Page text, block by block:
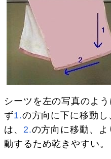
シーツを左の写真のよ
ず1.の方向に下に移動
は、 2.の方向に移動、
動するため乾きやすい。